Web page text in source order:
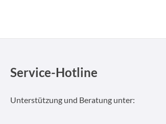
Service-Hotline
Unterstützung und Beratung unter: